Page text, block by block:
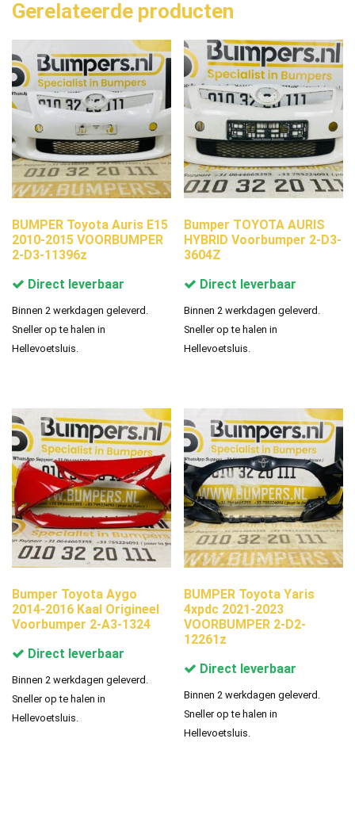
Gerelateerde producten
BUMPER Toyota Auris E15
2010-2015 VOORBUMPER
2-D3-11396z
Direct leverbaar
Binnen 2 werkdagen geleverd.
Sneller op te halen in
Hellevoetsluis.
Bumper TOYOTA AURIS
HYBRID Voorbumper 2-D3-
3604Z
Direct leverbaar
Binnen 2 werkdagen geleverd.
Sneller op te halen in
Hellevoetsluis.
Bumper Toyota Aygo
2014-2016 Kaal Origineel
Voorbumper 2-A3-1324
Direct leverbaar
Binnen 2 werkdagen geleverd.
Sneller op te halen in
Hellevoetsluis.
BUMPER Toyota Yaris
4xpdc 2021-2023
VOORBUMPER 2-D2-
12261z
Direct leverbaar
Binnen 2 werkdagen geleverd.
Sneller op te halen in
Hellevoetsluis.